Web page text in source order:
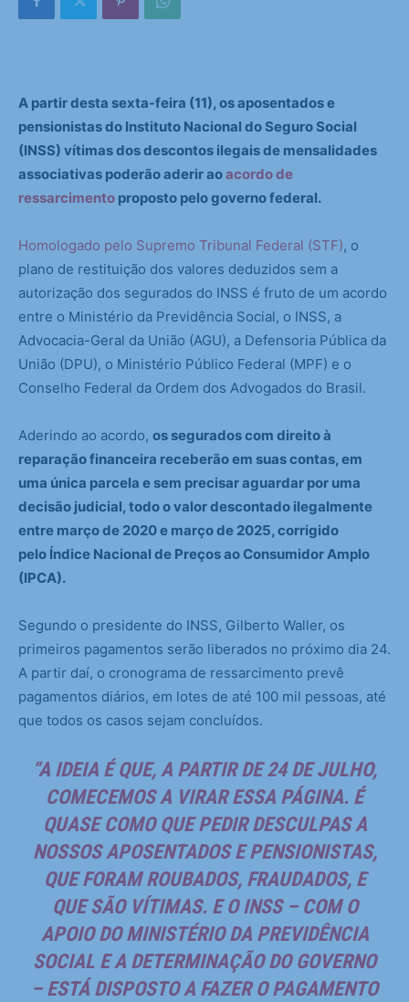
A partir desta sexta-feira (11), os aposentados e
pensionistas do Instituto Nacional do Seguro Social
(INSS) vítimas dos descontos ilegais de mensalidades
associativas poderão aderir aoacordo de
ressarcimento proposto pelo governo federal.
Homologado pelo Supremo Tribunal Federal (STF), o
plano de restituição dos valores deduzidos sem a
autorização dos segurados do INSS é fruto de um acordo
entre o Ministério da Previdência Social, o INSS, a
Advocacia-Geral da União (AGU), a Defensoria Pública da
União (DPU), o Ministério Público Federal (MPF) e o
Conselho Federal da Ordem dos Advogados do Brasil.
Aderindo ao acordo, os segurados com direito à
reparação financeira receberão em suas contas, em
uma única parcela e sem precisar aguardar por uma
decisão judicial, todo o valor descontado ilegalmente
entre março de 2020 e março de 2025, corrigido
pelo Índice Nacional de Preços ao Consumidor Amplo
(IPCA).
Segundo o presidente do INSS, Gilberto Waller, os
primeiros pagamentos serão liberados no próximo dia 24.
A partir daí, o cronograma de ressarcimento prevê
pagamentos diários, em lotes de até 100 mil pessoas, até
que todos os casos sejam concluídos.
“A IDEIA É QUE, A PARTIR DE 24 DE JULHO,
COMECEMOS A VIRAR ESSA PÁGINA. É
QUASE COMO QUE PEDIR DESCULPAS A
NOSSOS APOSENTADOS E PENSIONISTAS,
QUE FORAM ROUBADOS, FRAUDADOS, E
QUE SÃO VÍTIMAS. E O INSS – COM O
APOIO DO MINISTÉRIO DA PREVIDÊNCIA
SOCIAL E A DETERMINAÇÃO DO GOVERNO
– ESTÁ DISPOSTO A FAZER O PAGAMENTO